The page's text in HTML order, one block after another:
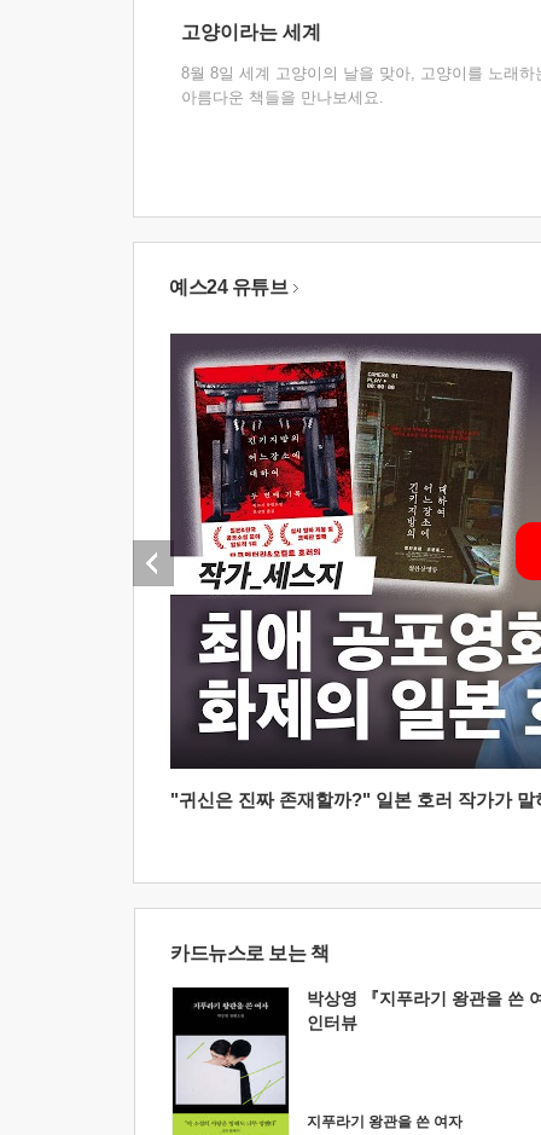
고양이라는 세계
8월 8일 세계 고양이의 날을 맞아, 고양이를 노래하
아름다운 책들을 만나보세요.
예스24 유튜브
"귀신은 진짜 존재할까?" 일본 호러 작가가
카드뉴스로 보는 책
박상영 『지푸라기 왕관을 쓴
인터뷰
지푸라기 왕관을 쓴 여자